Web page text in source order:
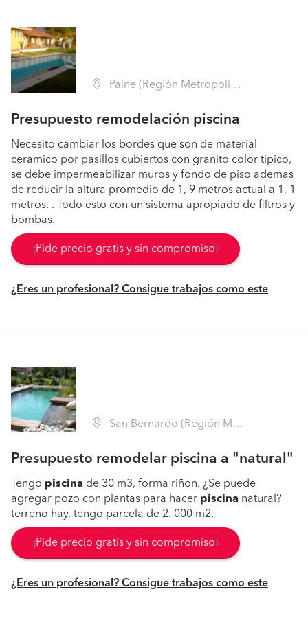
Paine (Región Metropolitana - Maipo)
Presupuesto remodelación piscina
Necesito cambiar los bordes que son de material
ceramico por pasillos cubiertos con granito color tipico,
se debe impermeabilizar muros y fondo de piso ademas
de reducir la altura promedio de 1, 9 metros actual a 1, 1
metros. . Todo esto con un sistema apropiado de filtros y
bombas.
¡Pide precio gratis y sin compromiso!
¿Eres un profesional? Consigue trabajos como este
San Bernardo (Región Metropolitana - Maipo)
Presupuesto remodelar piscina a "natural"
Tengo piscina de 30 m3, forma riñon. ¿Se puede
agregar pozo con plantas para hacer piscina natural?
terreno hay, tengo parcela de 2. 000 m2.
¡Pide precio gratis y sin compromiso!
¿Eres un profesional? Consigue trabajos como este